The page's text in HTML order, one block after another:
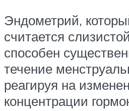
Эндометрий,
считается
способен
течение
реагируя на
концентрации